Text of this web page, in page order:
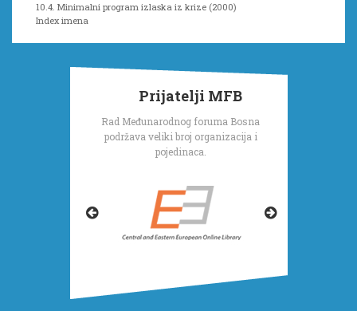
10.4. Minimalni program izlaska iz krize (2000)
Index imena
Prijatelji MFB
Rad Međunarodnog foruma Bosna
podržava veliki broj organizacija i
pojedinaca.